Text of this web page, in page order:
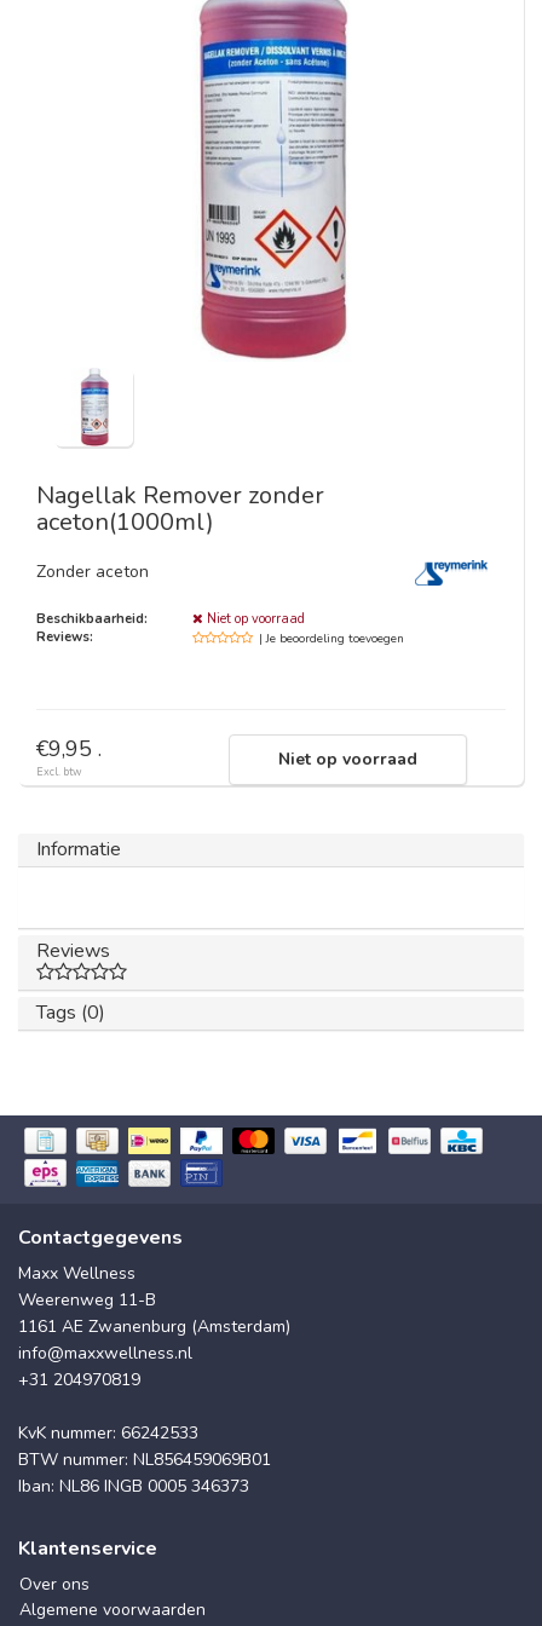
Nagellak Remover zonder
aceton(1000ml)
Zonder aceton
Beschikbaarheid:
Niet op voorraad
Reviews:
| Je beoordeling toevoegen
€9,95 .
Excl. btw
Niet op voorraad
Informatie
Reviews
Tags (0)
Contactgegevens
Maxx Wellness
Weerenweg 11-B
1161 AE Zwanenburg (Amsterdam)
info@maxxwellness.nl
+31 204970819
KvK nummer: 66242533
BTW nummer: NL856459069B01
Iban: NL86 INGB 0005 346373
Klantenservice
Over ons
Algemene voorwaarden